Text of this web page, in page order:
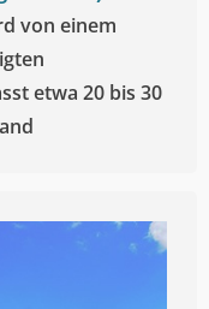
von einem
etwa 20 bis 30